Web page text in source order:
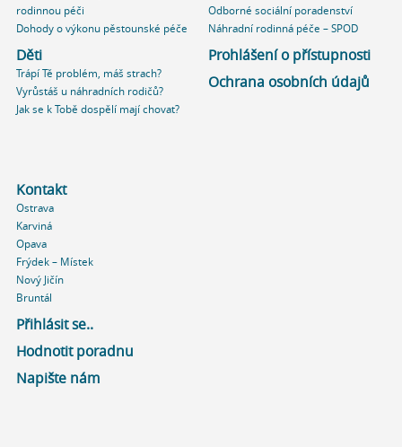
rodinnou péči
Dohody o výkonu pěstounské péče
Děti
Trápí Tě problém, máš strach?
Vyrůstáš u náhradních rodičů?
Jak se k Tobě dospělí mají chovat?
Odborné sociální poradenství
Náhradní rodinná péče – SPOD
Prohlášení o přístupnosti
Ochrana osobních údajů
Kontakt
Ostrava
Karviná
Opava
Frýdek – Místek
Nový Jičín
Bruntál
Přihlásit se..
Hodnotit poradnu
Napište nám